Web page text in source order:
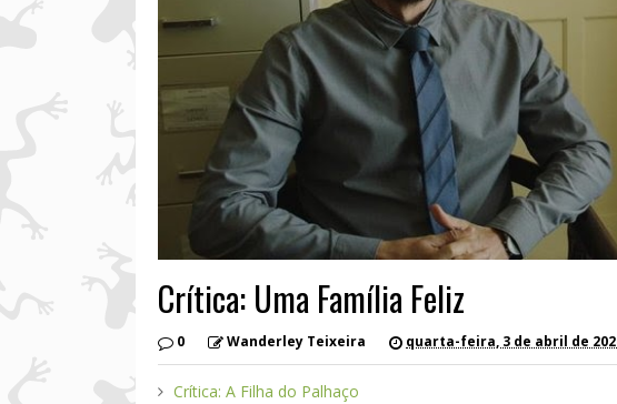
Crítica: Uma Família Feliz
0 Wanderley Teixeira quarta-feira, 3 de abril de
Crítica: A Filha do Palhaço